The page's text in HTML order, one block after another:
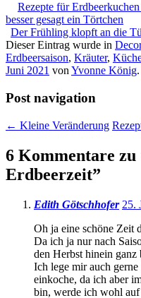
Rezepte für
besser gesagt ein Törtchen
Der Frühling klopft an die
Dieser Eintrag wurde in
Erdbeersaison, Kräuter,
Juni 2021 von Yvonne König.
Post navigation
← Kleine Veränderung
6 Kommentare zu
Erdbeerzeit”
Edith Götschhofer 25.
Oh ja eine schöne Zeit
Da ich ja nur nach
den Herbst hinein ganz
Ich lege mir auch
einkoche, da ich aber
bin, werde ich wohl